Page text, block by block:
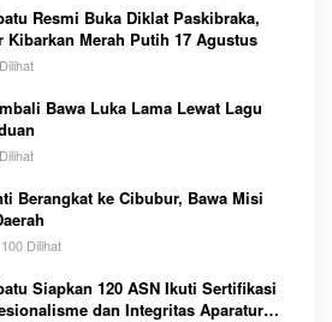
Resmi Buka Diklat Paskibraka,
Kibarkan Merah Putih 17 Agustus
Bawa Luka Lama Lewat Lagu
Berangkat ke Cibubur, Bawa Misi
100 Dilihat
Siapkan 120 ASN Ikuti Sertifikasi
dan Integritas Aparatur